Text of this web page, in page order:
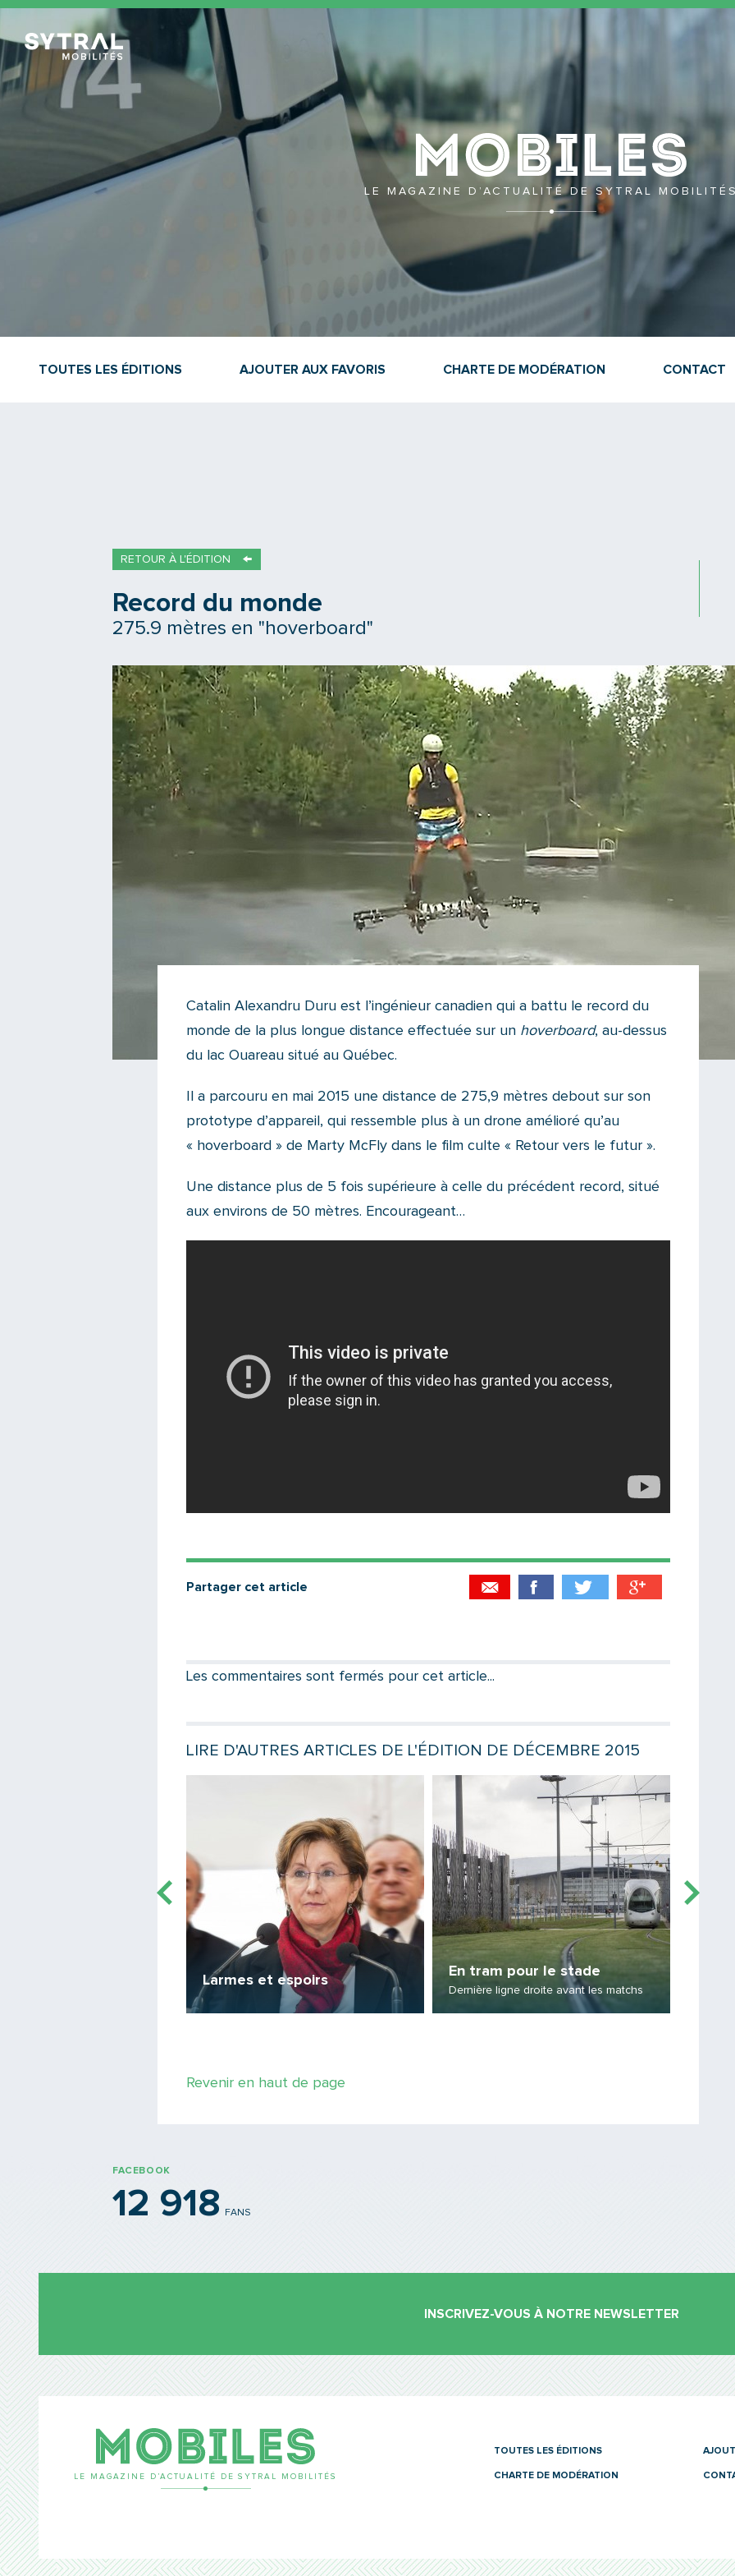
TCL Sytral
LE MAGAZINE D’ACTUALITÉ DE SYTRAL MOBILITÉS
TOUTES LES ÉDITIONS AJOUTER AUX FAVORIS CHARTE DE MODÉRATION CONTACT
RETOUR À L'ÉDITION
Record du monde
275.9 mètres en "hoverboard"
Catalin Alexandru Duru est l’ingénieur canadien qui a battu le record du
monde de la plus longue distance effectuée sur un hoverboard, au-dessus
du lac Ouareau situé au Québec.
Il a parcouru en mai 2015 une distance de 275,9 mètres debout sur son
prototype d’appareil, qui ressemble plus à un drone amélioré qu’au
« hoverboard » de Marty McFly dans le film culte « Retour vers le futur ».
Une distance plus de 5 fois supérieure à celle du précédent record, situé
aux environs de 50 mètres. Encourageant…
Partager cet article
Votre email
Les commentaires sont fermés pour cet article...
LIRE D'AUTRES ARTICLES DE L'ÉDITION DE DÉCEMBRE 2015
Lire la suite
Larmes et espoirs
En tram pour le stade
Dernière ligne droite avant les matchs
Revenir en haut de page
FACEBOOK
12 918 FANS
INSCRIVEZ-VOUS À NOTRE NEWSLETTER
LE MAGAZINE D’ACTUALITÉ DE SYTRAL MOBILITÉS
TOUTES LES ÉDITIONS
CHARTE DE MODÉRATION